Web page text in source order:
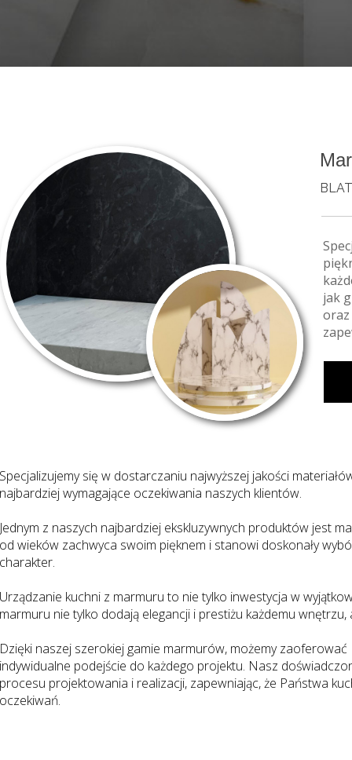
jak
oraz
Specjalizujemy się w dostarczaniu najwyższej jakości
najbardziej wymagające oczekiwania naszych klientów.
Jednym z naszych najbardziej ekskluzywnych produktów jest
od wieków zachwyca swoim pięknem i stanowi doskonały
charakter.
Urządzanie kuchni z marmuru to nie tylko inwestycja w
marmuru nie tylko dodają elegancji i prestiżu każdemu
Dzięki naszej szerokiej gamie marmurów, możemy
indywidualne podejście do każdego projektu. Nasz
procesu projektowania i realizacji, zapewniając, że Państwa
oczekiwań.